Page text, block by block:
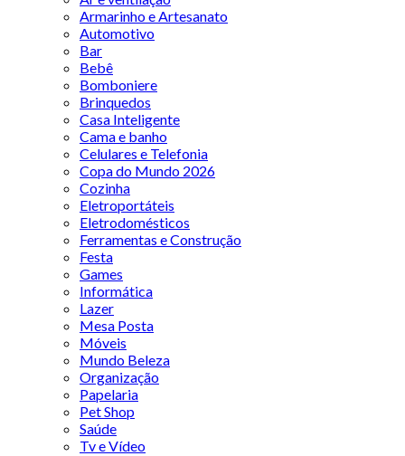
Armarinho e Artesanato
Automotivo
Bar
Bebê
Bomboniere
Brinquedos
Casa Inteligente
Cama e banho
Celulares e Telefonia
Copa do Mundo 2026
Cozinha
Eletroportáteis
Eletrodomésticos
Ferramentas e Construção
Festa
Games
Informática
Lazer
Mesa Posta
Móveis
Mundo Beleza
Organização
Papelaria
Pet Shop
Saúde
Tv e Vídeo